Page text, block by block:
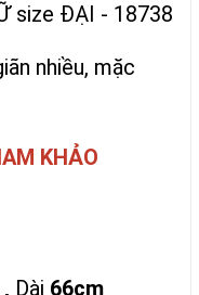
size ĐẠI - 18738
nhiều, mặc
KHẢO
Dài 66cm